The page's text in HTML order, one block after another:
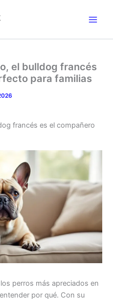
el bulldog francés
para familias
francés es el compañero
perros más apreciados en
por qué. Con su